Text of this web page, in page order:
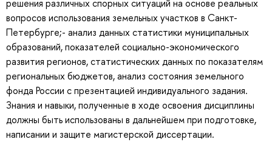
решения различных спорных ситуаций на основе реальных
вопросов использования земельных участков в Санкт-
Петербурге;- анализ данных статистики муниципальных
образований, показателей социально-экономического
развития регионов, статистических данных по показателям
региональных бюджетов, анализ состояния земельного
фонда России с презентацией индивидуального задания.
Знания и навыки, полученные в ходе освоения дисциплины
должны быть использованы в дальнейшем при подготовке,
написании и защите магистерской диссертации.